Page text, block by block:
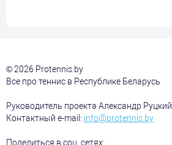
© 2026 Protennis.by
Все про теннис в Республике Беларусь
Руководитель проекта Александр Руцкий
Контактный e-mail: info@protennis.by
Поделиться в соц. сетях: